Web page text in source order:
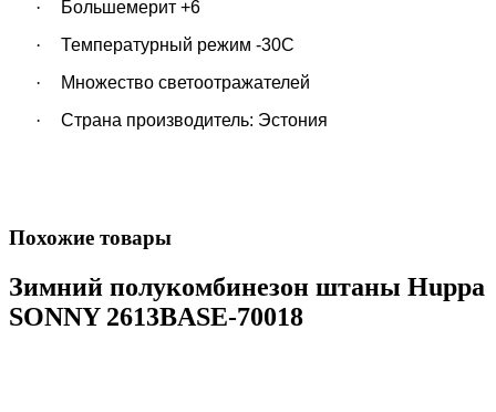
·
Большемерит +6
·
Температурный режим -30С
·
Множество светоотражателей
·
Страна производитель: Эстония
Похожие товары
Зимний полукомбинезон штаны Huppa
SONNY 2613BASE-70018